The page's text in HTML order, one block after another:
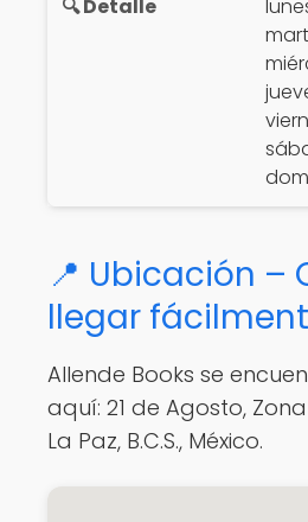
📍 Ubicación –
llegar
Allende Books se
aquí: 21 de Agosto,
La Paz, B.C.S., México.